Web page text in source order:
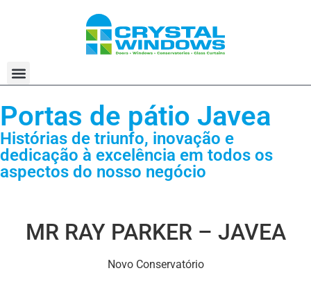
Portas de pátio Javea
Histórias de triunfo, inovação e
dedicação à excelência em todos os
aspectos do nosso negócio
MR RAY PARKER – JAVEA
Novo Conservatório